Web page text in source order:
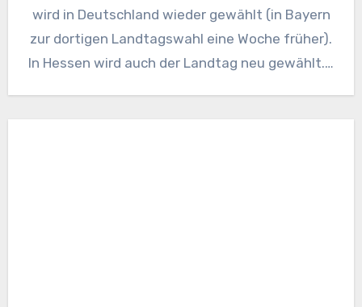
wird in Deutschland wieder gewählt (in Bayern
zur dortigen Landtagswahl eine Woche früher).
In Hessen wird auch der Landtag neu gewählt.…